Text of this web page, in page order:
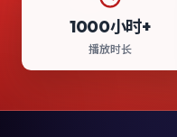
1000小时+
播放时长